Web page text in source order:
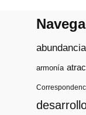
abundancia
armonía